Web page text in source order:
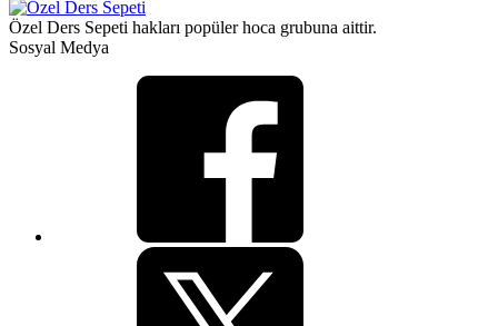
Özel Ders Sepeti hakları popüler hoca grubuna aittir.
Sosyal Medya